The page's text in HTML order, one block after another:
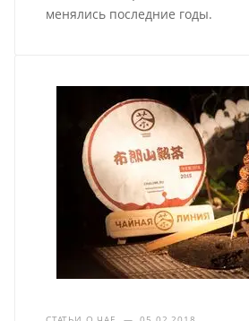
менялись последние годы.